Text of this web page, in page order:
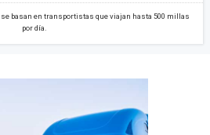
basan en transportistas que viajan hasta 500 millas
por día.